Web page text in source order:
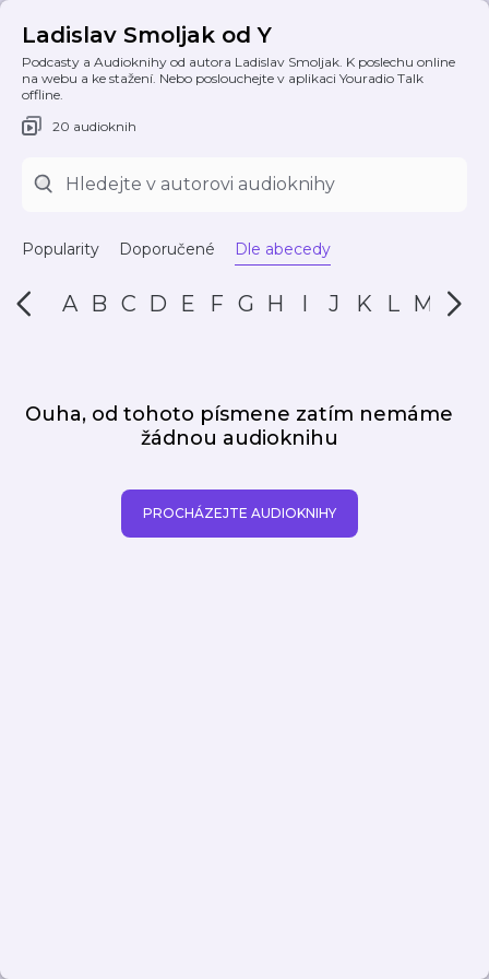
Ladislav Smoljak od Y
Podcasty a Audioknihy od autora Ladislav Smoljak. K poslechu online
na webu a ke stažení. Nebo poslouchejte v aplikaci Youradio Talk
offline.
20 audioknih
Popularity Doporučené Dle abecedy
A B C D E F G H I J K L M N
Ouha, od tohoto písmene zatím nemáme
žádnou audioknihu
PROCHÁZEJTE AUDIOKNIHY